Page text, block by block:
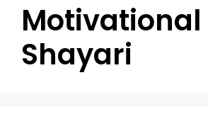
Motivational
Shayari